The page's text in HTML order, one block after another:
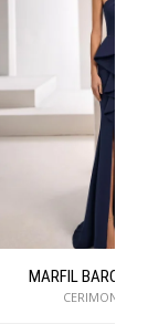
MARFIL
CERIMONIA